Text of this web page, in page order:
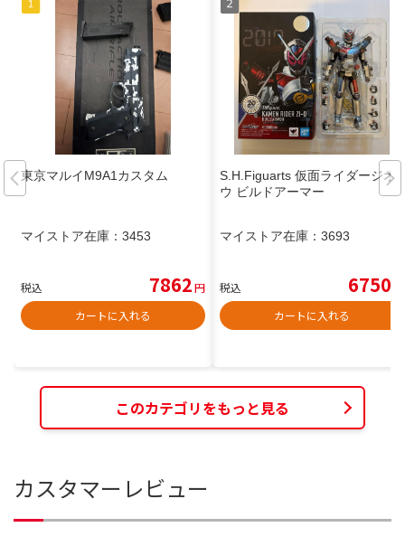
東京マルイM9A1カスタム
マイストア在庫： 3453
税込 7862円
カートに入れる
S.H.Figuarts 仮面ライダージオ
ウ ビルドアーマー
マイストア在庫： 3693
税込 6750
カートに入れる
このカテゴリをもっと見る
カスタマーレビュー